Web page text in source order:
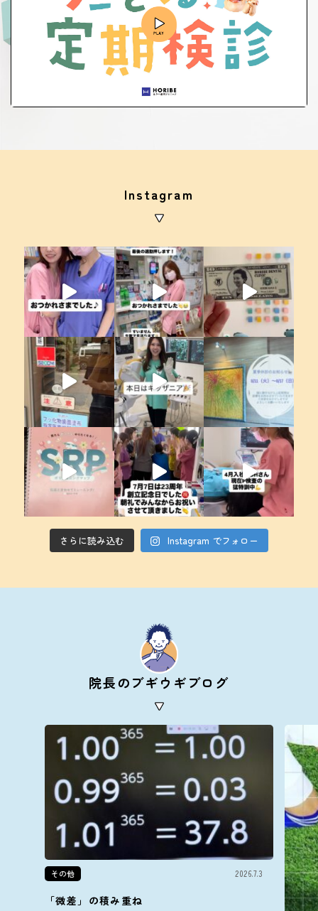
Instagram
さらに読み込む Instagram でフォロー
院長のブギウギブログ
その他 2026.7.3
「微差」の積み重ね